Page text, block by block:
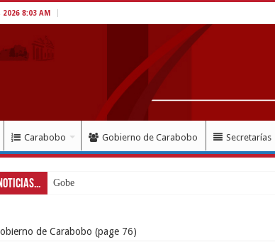
2026 8:03 AM
Carabobo Gobierno de Carabobo Secretarías
Gobernador Lacava a un mes
de Carabobo (page 76)